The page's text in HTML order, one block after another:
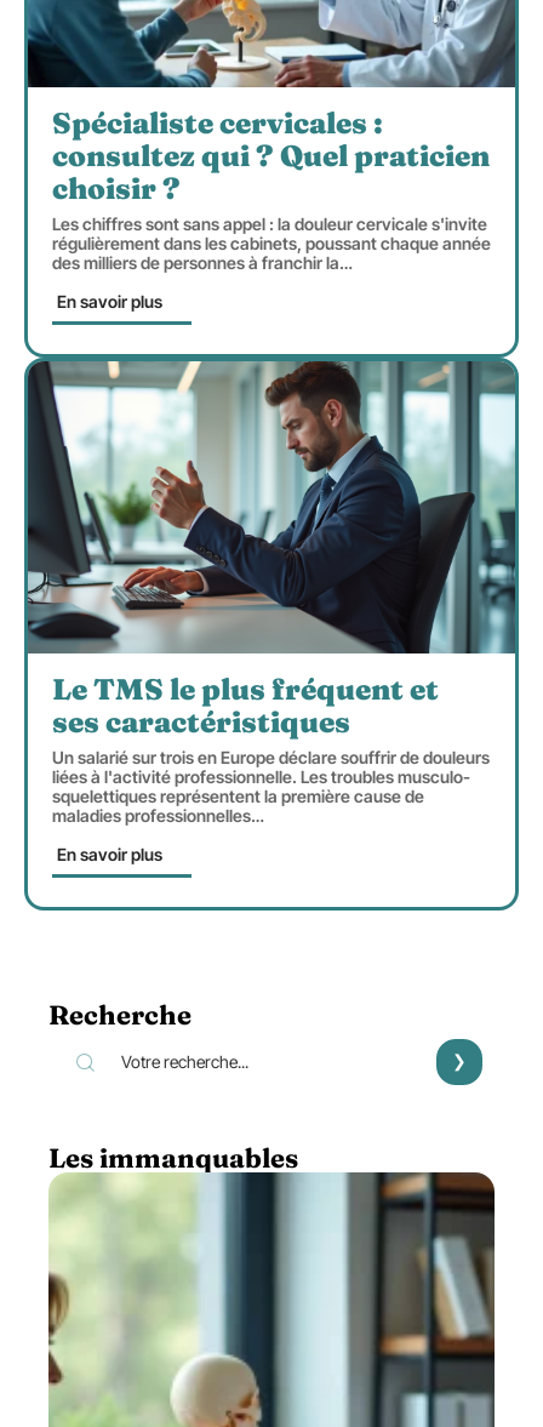
Spécialiste cervicales :
consultez qui ? Quel praticien
choisir ?
Les chiffres sont sans appel : la douleur cervicale s'invite
régulièrement dans les cabinets, poussant chaque année
des milliers de personnes à franchir la…
En savoir plus
Le TMS le plus fréquent et
ses caractéristiques
Un salarié sur trois en Europe déclare souffrir de douleurs
liées à l'activité professionnelle. Les troubles musculo-
squelettiques représentent la première cause de
maladies professionnelles…
En savoir plus
Recherche
Les immanquables